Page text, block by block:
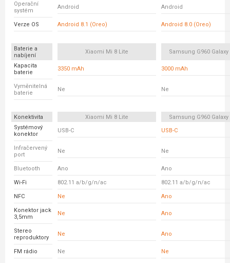
Operační
systém
Android Android
Verze OS Android 8.1 (Oreo) Android 8.0 (Oreo)
Baterie a
nabíjení
Xiaomi Mi 8 Lite Samsung G960 Galaxy
Kapacita
baterie
3350 mAh 3000 mAh
Vyměnitelná
baterie
Ne Ne
Konektivita Xiaomi Mi 8 Lite
Samsung G960 Galaxy
Systémový
konektor
USB-C USB-C
Infračervený
port
Ne Ne
Bluetooth Ano Ano
Wi-Fi 802.11 a/b/g/n/ac 802.11 a/b/g/n/ac
NFC Ne Ano
Konektor jack
3,5mm
Ne Ano
Stereo
reproduktory
Ne Ano
FM rádio Ne Ne